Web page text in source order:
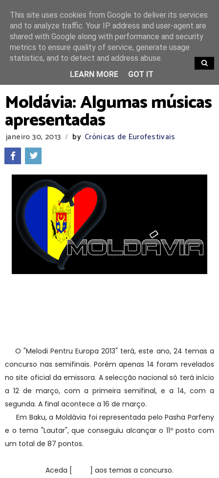
TRENDING
Moldávia: Algumas músicas
apresentadas
janeiro 30, 2013 / by Crónicas de Eurofestivais
O "Melodi Pentru Europa 2013" terá, este ano, 24 temas a
concurso nas semifinais. Porém apenas 14 foram revelados
no site oficial da emissora. A selecção nacional só terá início
a 12 de março, com a primeira semifinal, e a 14, com a
segunda. A final acontece a 16 de março.
Em Baku, a Moldávia foi representada pelo Pasha Parfeny
e o tema "Lautar", que conseguiu alcançar o 11º posto com
um total de 87 pontos.
Aceda [ ] aos temas a concurso.
This site uses cookies from Google to deliver its services
and to analyze traffic. Your IP address and user-agent are
shared with Google along with performance and security
metrics to ensure quality of service, generate usage
statistics, and to detect and address abuse.
LEARN MORE
GOT IT